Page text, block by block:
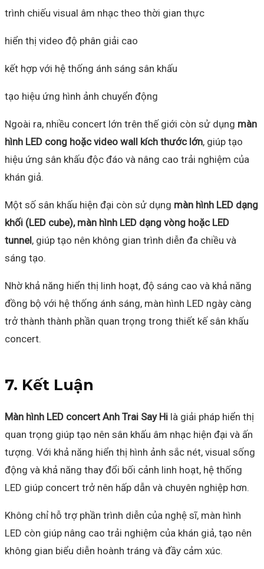
trình chiếu visual âm nhạc theo thời gian thực
hiển thị video độ phân giải cao
kết hợp với hệ thống ánh sáng sân khấu
tạo hiệu ứng hình ảnh chuyển động
Ngoài ra, nhiều concert lớn trên thế giới còn sử dụng màn
hình LED cong hoặc video wall kích thước lớn, giúp tạo
hiệu ứng sân khấu độc đáo và nâng cao trải nghiệm của
khán giả.
Một số sân khấu hiện đại còn sử dụng màn hình LED dạng
khối (LED cube), màn hình LED dạng vòng hoặc LED
tunnel, giúp tạo nên không gian trình diễn đa chiều và
sáng tạo.
Nhờ khả năng hiển thị linh hoạt, độ sáng cao và khả năng
đồng bộ với hệ thống ánh sáng, màn hình LED ngày càng
trở thành thành phần quan trọng trong thiết kế sân khấu
concert.
7. Kết Luận
Màn hình LED concert Anh Trai Say Hi là giải pháp hiển thị
quan trọng giúp tạo nên sân khấu âm nhạc hiện đại và ấn
tượng. Với khả năng hiển thị hình ảnh sắc nét, visual sống
động và khả năng thay đổi bối cảnh linh hoạt, hệ thống
LED giúp concert trở nên hấp dẫn và chuyên nghiệp hơn.
Không chỉ hỗ trợ phần trình diễn của nghệ sĩ, màn hình
LED còn giúp nâng cao trải nghiệm của khán giả, tạo nên
không gian biểu diễn hoành tráng và đầy cảm xúc.